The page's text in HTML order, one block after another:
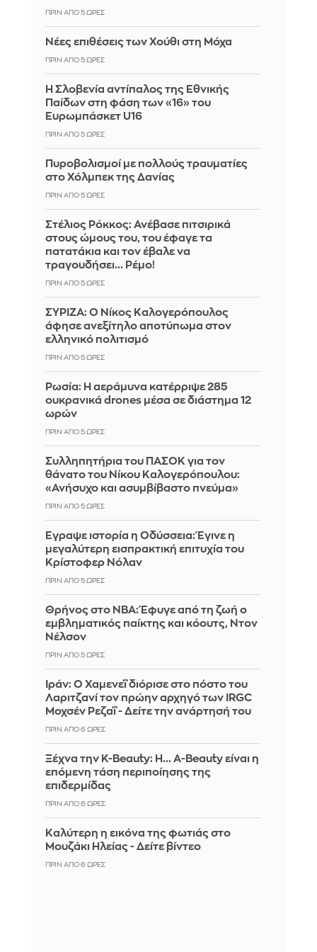
ΠΡΙΝ ΑΠΌ 5 ΏΡΕΣ
Νέες επιθέσεις των Χούθι στη Μόχα
ΠΡΙΝ ΑΠΌ 5 ΏΡΕΣ
Η Σλοβενία αντίπαλος της Εθνικής
Παίδων στη φάση των «16» του
Ευρωμπάσκετ U16
ΠΡΙΝ ΑΠΌ 5 ΏΡΕΣ
Πυροβολισμοί με πολλούς τραυματίες
στο Χόλμπεκ της Δανίας
ΠΡΙΝ ΑΠΌ 5 ΏΡΕΣ
Στέλιος Ρόκκος: Ανέβασε πιτσιρικά
στους ώμους του, του έφαγε τα
πατατάκια και τον έβαλε να
τραγουδήσει... Ρέμο!
ΠΡΙΝ ΑΠΌ 5 ΏΡΕΣ
ΣΥΡΙΖΑ: Ο Νίκος Καλογερόπουλος
άφησε ανεξίτηλο αποτύπωμα στον
ελληνικό πολιτισμό
ΠΡΙΝ ΑΠΌ 5 ΏΡΕΣ
Ρωσία: Η αεράμυνα κατέρριψε 285
ουκρανικά drones μέσα σε διάστημα 12
ωρών
ΠΡΙΝ ΑΠΌ 5 ΏΡΕΣ
Συλληπητήρια του ΠΑΣΟΚ για τον
θάνατο του Νίκου Καλογερόπουλου:
«Ανήσυχο και ασυμβίβαστο πνεύμα»
ΠΡΙΝ ΑΠΌ 5 ΏΡΕΣ
Έγραψε ιστορία η Οδύσσεια: Έγινε η
μεγαλύτερη εισπρακτική επιτυχία του
Κρίστοφερ Νόλαν
ΠΡΙΝ ΑΠΌ 5 ΏΡΕΣ
Θρήνος στο NBA: Έφυγε από τη ζωή ο
εμβληματικός παίκτης και κόουτς, Ντον
Νέλσον
ΠΡΙΝ ΑΠΌ 5 ΏΡΕΣ
Ιράν: Ο Χαμενεΐ διόρισε στο πόστο του
Λαριτζανί τον πρώην αρχηγό των IRGC
Μοχσέν Ρεζαΐ - Δείτε την ανάρτησή του
ΠΡΙΝ ΑΠΌ 6 ΏΡΕΣ
Ξέχνα την K-Beauty: Η... A-Beauty είναι η
επόμενη τάση περιποίησης της
επιδερμίδας
ΠΡΙΝ ΑΠΌ 6 ΏΡΕΣ
Καλύτερη η εικόνα της φωτιάς στο
Μουζάκι Ηλείας - Δείτε βίντεο
ΠΡΙΝ ΑΠΌ 6 ΏΡΕΣ